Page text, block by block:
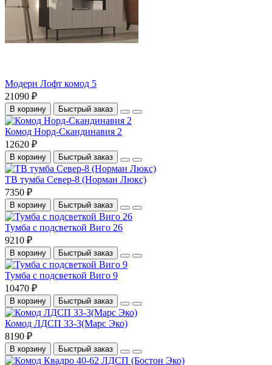
Модерн Лофт комод 5
21090 ₽
В корзину Быстрый заказ
Комод Норд-Скандинавия 2
12620 ₽
В корзину Быстрый заказ
ТВ тумба Север-8 (Норман Люкс)
7350 ₽
В корзину Быстрый заказ
Тумба с подсветкой Виго 26
9210 ₽
В корзину Быстрый заказ
Тумба с подсветкой Виго 9
10470 ₽
В корзину Быстрый заказ
Комод ЛДСП 33-3(Марс Эко)
8190 ₽
В корзину Быстрый заказ